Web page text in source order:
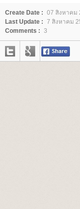
Create Date : 07 สิงหาคม
Last Update : 7 สิงหาคม
Comments : 3